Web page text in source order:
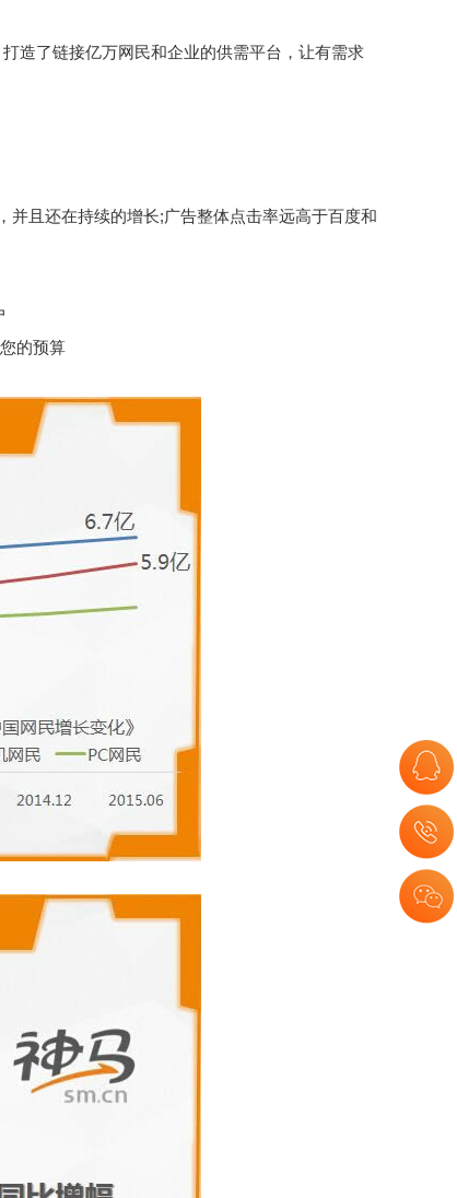
造了链接亿万网民和企业的供需平台，让有需求
且还在持续的增长;广告整体点击率远高于百度和
的预算